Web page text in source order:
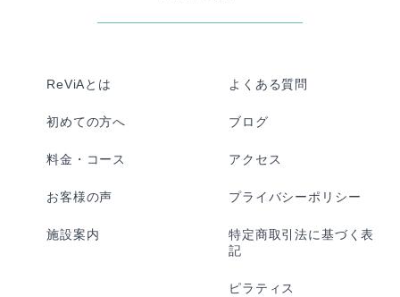
ReViAとは
初めての方へ
料金・コース
お客様の声
施設案内
よくある質問
ブログ
アクセス
プライバシーポリシー
特定商取引法に基づく表
記
ピラティス